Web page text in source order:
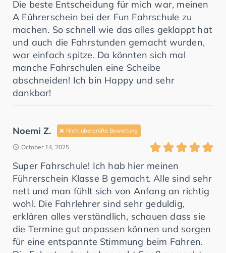
Die beste Entscheidung für mich war, meinen
A Führerschein bei der Fun Fahrschule zu
machen. So schnell wie das alles geklappt hat
und auch die Fahrstunden gemacht wurden,
war einfach spitze. Da könnten sich mal
manche Fahrschulen eine Scheibe
abschneiden! Ich bin Happy und sehr
dankbar!
Noemi Z. Nicht überprüfte Bewertung
October 14, 2025
Super Fahrschule! Ich hab hier meinen
Führerschein Klasse B gemacht. Alle sind sehr
nett und man fühlt sich von Anfang an richtig
wohl. Die Fahrlehrer sind sehr geduldig,
erklären alles verständlich, schauen dass sie
die Termine gut anpassen können und sorgen
für eine entspannte Stimmung beim Fahren.